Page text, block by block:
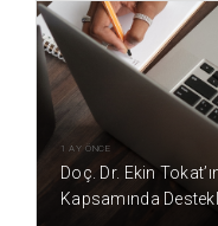
1 AY ÖNCE
Doç. Dr. Ekin
Kapsamında